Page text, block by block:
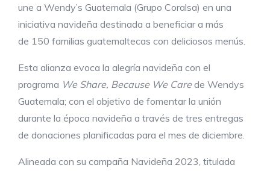
une a Wendy’s Guatemala (Grupo Coralsa) en una
iniciativa navideña destinada a beneficiar a más
de 150 familias guatemaltecas con deliciosos menús.
Esta alianza evoca la alegría navideña con el
programa We Share, Because We Carede Wendys
Guatemala; con el objetivo de fomentar la unión
durante la época navideña a través de tres entregas
de donaciones planificadas para el mes de diciembre.
Alineada con su campaña Navideña 2023, titulada